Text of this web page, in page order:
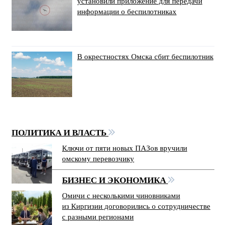
информации о беспилотниках
В окрестностях Омска сбит беспилотник
ПОЛИТИКА И ВЛАСТЬ
Ключи от пяти новых ПАЗов вручили
омскому перевозчику
БИЗНЕС И ЭКОНОМИКА
Омичи с несколькими чиновниками
из Киргизии договорились о сотрудничестве
с разными регионами